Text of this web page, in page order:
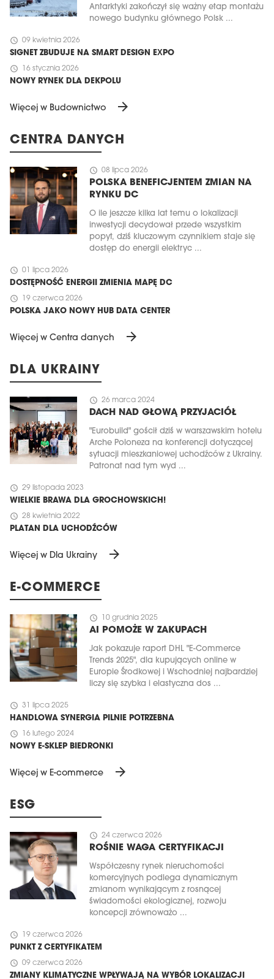
Antarktyki zakończył się ważny etap montażu
nowego budynku głównego Polsk ...
schedule 09 kwietnia 2026
SIGNET ZBUDUJE NA SMART DESIGN EXPO
schedule 16 stycznia 2026
NOWY RYNEK DLA DEKPOLU
Więcej w Budownictwo arrow_forward
CENTRA DANYCH
schedule 08 lipca 2026
POLSKA BENEFICJENTEM ZMIAN NA
RYNKU DC
O ile jeszcze kilka lat temu o lokalizacji
inwestycji decydował przede wszystkim
popyt, dziś kluczowym czynnikiem staje się
dostęp do energii elektryc ...
schedule 01 lipca 2026
DOSTĘPNOŚĆ ENERGII ZMIENIA MAPĘ DC
schedule 19 czerwca 2026
POLSKA JAKO NOWY HUB DATA CENTER
Więcej w Centra danych arrow_forward
DLA UKRAINY
schedule 26 marca 2024
DACH NAD GŁOWĄ PRZYJACIÓŁ
"Eurobuild" gościł dziś w warszawskim hotelu
Arche Poloneza na konferencji dotyczącej
sytuacji mieszkaniowej uchodźców z Ukrainy.
Patronat nad tym wyd ...
schedule 29 listopada 2023
WIELKIE BRAWA DLA GROCHOWSKICH!
schedule 28 kwietnia 2022
PLATAN DLA UCHODŹCÓW
Więcej w Dla Ukrainy arrow_forward
E-COMMERCE
schedule 10 grudnia 2025
AI POMOŻE W ZAKUPACH
Jak pokazuje raport DHL "E-Commerce
Trends 2025", dla kupujących online w
Europie Środkowej i Wschodniej najbardziej
liczy się szybka i elastyczna dos ...
schedule 31 lipca 2025
HANDLOWA SYNERGIA PILNIE POTRZEBNA
schedule 16 lutego 2024
NOWY E-SKLEP BIEDRONKI
Więcej w E-commerce arrow_forward
ESG
schedule 24 czerwca 2026
ROŚNIE WAGA CERTYFIKACJI
Współczesny rynek nieruchomości
komercyjnych podlega dynamicznym
zmianom wynikającym z rosnącej
świadomości ekologicznej, rozwoju
koncepcji zrównoważo ...
schedule 19 czerwca 2026
PUNKT Z CERTYFIKATEM
schedule 09 czerwca 2026
ZMIANY KLIMATYCZNE WPŁYWAJĄ NA WYBÓR LOKALIZACJI